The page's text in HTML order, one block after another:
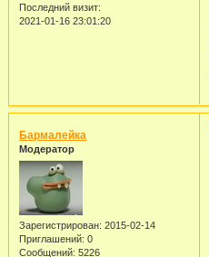
Последний визит:
2021-01-16 23:01:20
Бармалейка
Модератор
Зарегистрирован: 2015-02-14
Приглашений: 0
Сообщений: 5226